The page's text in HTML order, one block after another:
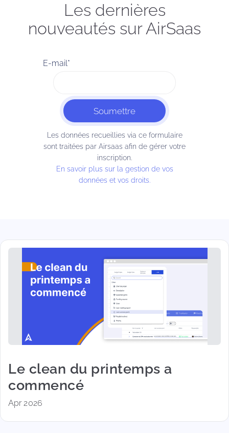
Les dernières
nouveautés sur AirSaas
E-mail*
Les données recueillies via ce formulaire
sont traitées par Airsaas afin de gérer votre
inscription.
En savoir plus sur la gestion de vos
données et vos droits.
Le clean du printemps a
commencé
Apr 2026